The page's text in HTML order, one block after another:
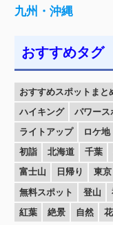
九州・沖縄
おすすめタグ
おすすめスポットまと
ハイキング
パワース
ライトアップ
ロケ地
初詣
北海道 千葉
富士山
日帰り 東京
無料スポット
登山
紅葉
絶景 自然 花